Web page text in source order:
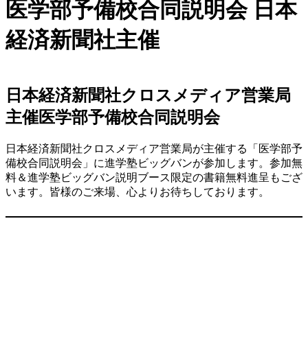
容
を
ス
プ
医学部予備校合同説明会 日本
経済新聞社主催
日本経済新聞社クロスメディア営業局
主催医学部予備校合同説明会
日本経済新聞社クロスメディア営業局が主催する
「医学部予
備校合同説明会」 に進学塾ビッグバンが参加します。 参加無
料＆進学塾ビッグバン説明ブース限定の書籍無料進呈 もござ
います。皆様のご来場、心よりお待ちしております。